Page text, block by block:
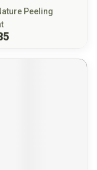
Peeling